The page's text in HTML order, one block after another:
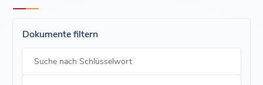
Dokumente filtern
Suche nach Schlüsselwort